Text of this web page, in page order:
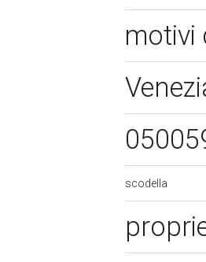
motivi
scodella